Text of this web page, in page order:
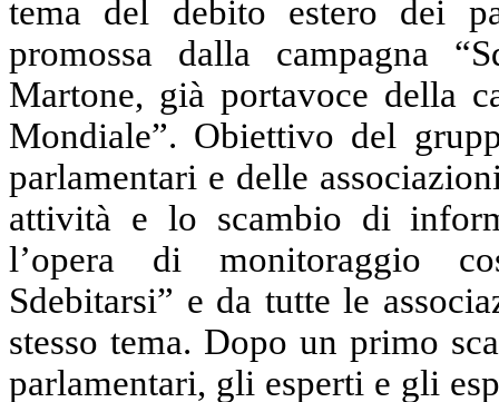
tema del debito estero dei
promossa dalla campagna
Martone, già portavoce della
Mondiale”. Obiettivo del
parlamentari e delle
attività e lo scambio di
l’opera di monitoraggio
Sdebitarsi” e da tutte le
stesso tema. Dopo un primo
parlamentari, gli esperti e gli